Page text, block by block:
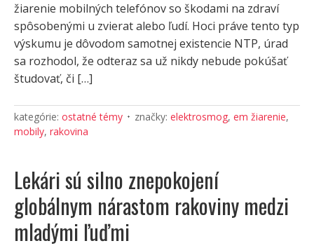
žiarenie mobilných telefónov so škodami na zdraví
spôsobenými u zvierat alebo ľudí. Hoci práve tento typ
výskumu je dôvodom samotnej existencie NTP, úrad
sa rozhodol, že odteraz sa už nikdy nebude pokúšať
študovať, či […]
kategórie: ostatné témy značky: elektrosmog, em žiarenie,
mobily, rakovina
Lekári sú silno znepokojení
globálnym nárastom rakoviny medzi
mladými ľuďmi